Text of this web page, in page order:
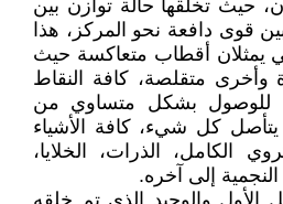
حيث تخلقها حالة توازن بين
قوی دافعة نحو المركز، هذا
يمثلان أقطاب متعاكسة حيث
وأخرى متقلصة، كافة النقاط
للوصول بشكل متساوي من
كل شيء، كافة الأشياء
الكامل، الذرات، الخلايا،
النجمية إلى آخره.